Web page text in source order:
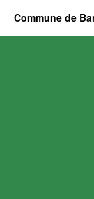
Commune de